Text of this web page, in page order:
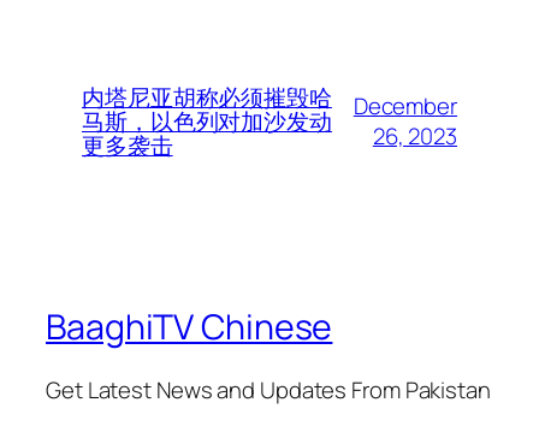
内塔尼亚胡称必须摧毁哈
马斯，以色列对加沙发动
更多袭击
December
26, 2023
BaaghiTV Chinese
Get Latest News and Updates From Pakistan